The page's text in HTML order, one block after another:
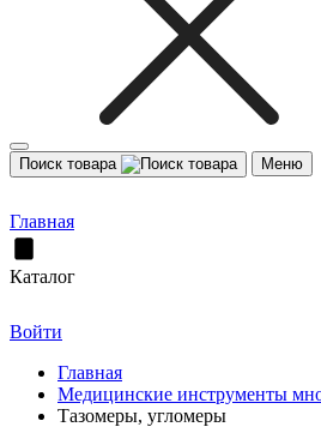
Поиск товара Меню
Главная
Каталог
Войти
Главная
Медицинские инструменты
Тазомеры, угломеры